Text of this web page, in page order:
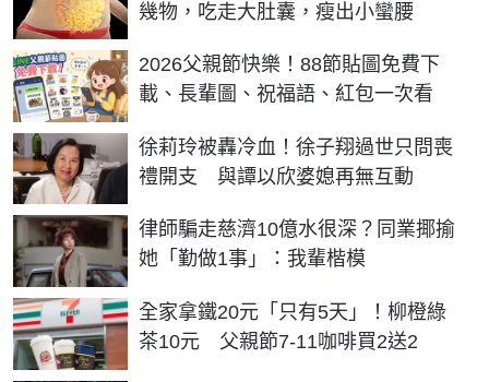
幾物，吃走大肚囊，瘦出小蠻腰
2026父親節快樂！88節貼圖免費下
載、長輩圖、祝福語、紅包一次看
徐莉玲被轟冷血！徐子翔過世只問喪
禮開支 與譚以欣婆媳再無互動
律師騙走慈濟10億水很深？同業揶揄
她「勤做1事」：我輩楷模
全家拿鐵20元「只有5天」！柳橙綠
茶10元 父親節7-11咖啡買2送2